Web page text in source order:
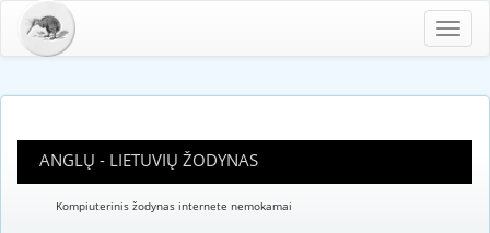
ANGLŲ - LIETUVIŲ ŽODYNAS
Kompiuterinis žodynas internete nemokamai